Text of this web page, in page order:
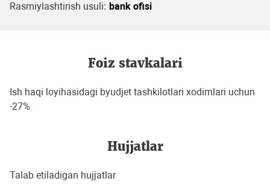
Rasmiylashtirish usuli: bank ofisi
Foiz stavkalari
Ish haqi loyihasidagi byudjet tashkilotlari xodimlari uchun
-27%
Hujjatlar
Talab etiladigan hujjatlar